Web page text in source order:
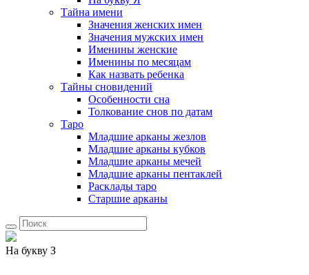
Тайна имени
Значения женских имен
Значения мужских имен
Именины женские
Именины по месяцам
Как назвать ребенка
Тайны сновидений
Особенности сна
Толкование снов по датам
Таро
Младшие арканы жезлов
Младшие арканы кубков
Младшие арканы мечей
Младшие арканы пентаклей
Расклады таро
Старшие арканы
На букву З